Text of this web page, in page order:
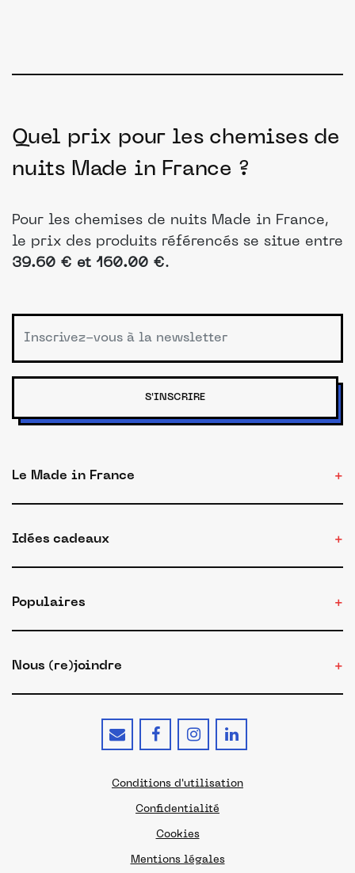
Quel prix pour les chemises de
nuits Made in France ?
Pour les chemises de nuits Made in France,
le prix des produits référencés se situe entre
39.60 € et 160.00 €.
S'INSCRIRE
Le Made in France
Idées cadeaux
Populaires
Nous (re)joindre
Conditions d'utilisation
Confidentialité
Cookies
Mentions légales